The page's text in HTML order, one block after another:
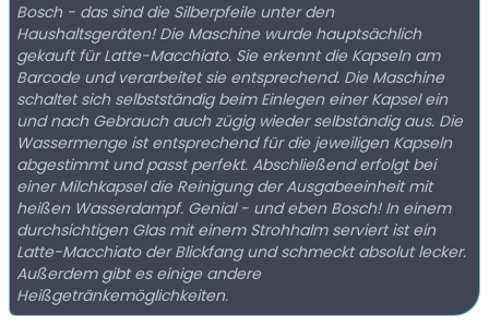
Bosch - das sind die Silberpfeile unter den
Haushaltsgeräten! Die Maschine wurde hauptsächlich
gekauft für Latte-Macchiato. Sie erkennt die Kapseln am
Barcode und verarbeitet sie entsprechend. Die Maschine
schaltet sich selbstständig beim Einlegen einer Kapsel ein
und nach Gebrauch auch zügig wieder selbständig aus. Die
Wassermenge ist entsprechend für die jeweiligen Kapseln
abgestimmt und passt perfekt. Abschließend erfolgt bei
einer Milchkapsel die Reinigung der Ausgabeeinheit mit
heißen Wasserdampf. Genial - und eben Bosch! In einem
durchsichtigen Glas mit einem Strohhalm serviert ist ein
Latte-Macchiato der Blickfang und schmeckt absolut lecker.
Außerdem gibt es einige andere
Heißgetränkemöglichkeiten.